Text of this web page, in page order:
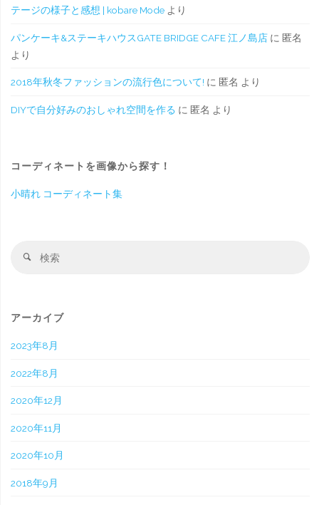
テージの様子と感想 | kobare Modeより
パンケーキ&ステーキハウスGATE BRIDGE CAFE 江ノ島店に 匿名
より
2018年秋冬ファッションの流行色について! に 匿名 より
DIYで自分好みのおしゃれ空間を作る に 匿名 より
コーディネートを画像から探す！
小晴れ コーディネート集
検
アーカイブ
2023年8月
2022年8月
2020年12月
2020年11月
2020年10月
2018年9月